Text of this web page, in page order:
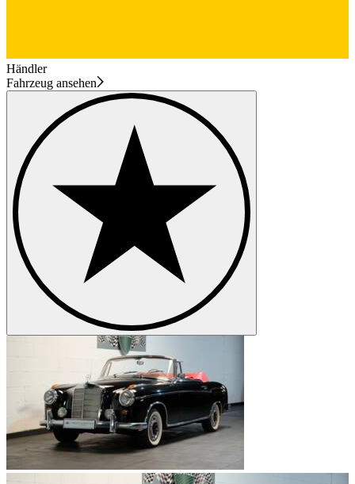
Händler
Fahrzeug ansehen